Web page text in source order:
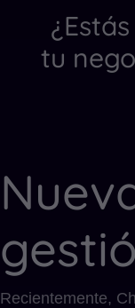
tu
Recientemente,